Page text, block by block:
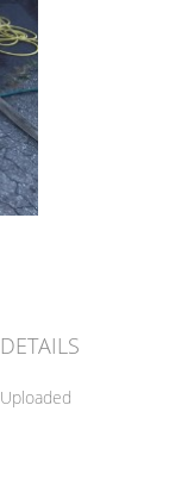
DETAILS
Uploaded